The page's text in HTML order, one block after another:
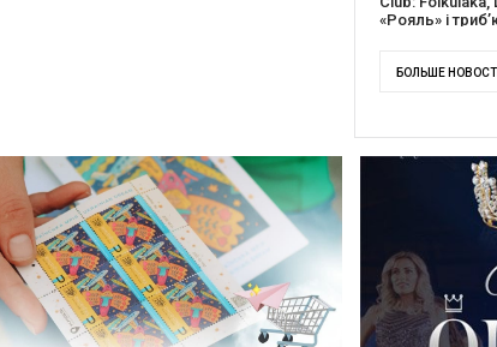
Канаді та США
БОЛЬШЕ